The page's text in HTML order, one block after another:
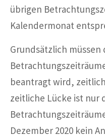
übrigen
Kalendermonat
Grundsätzlich müssen
beantragt wird,
zeitliche Lücke ist nur
Dezember 2020 kein